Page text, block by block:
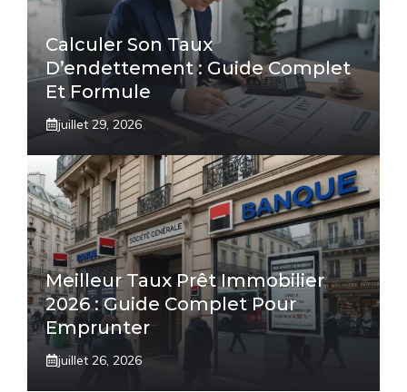
Calculer Son Taux
D’endettement : Guide Complet
Et Formule
juillet 29, 2026
Meilleur Taux Prêt Immobilier
2026 : Guide Complet Pour
Emprunter
juillet 26, 2026